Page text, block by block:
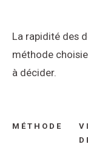
La rapidité des
méthode
à décider.
MÉTHODE